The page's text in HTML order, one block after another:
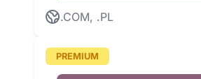
.COM, .PL
PREMIUM